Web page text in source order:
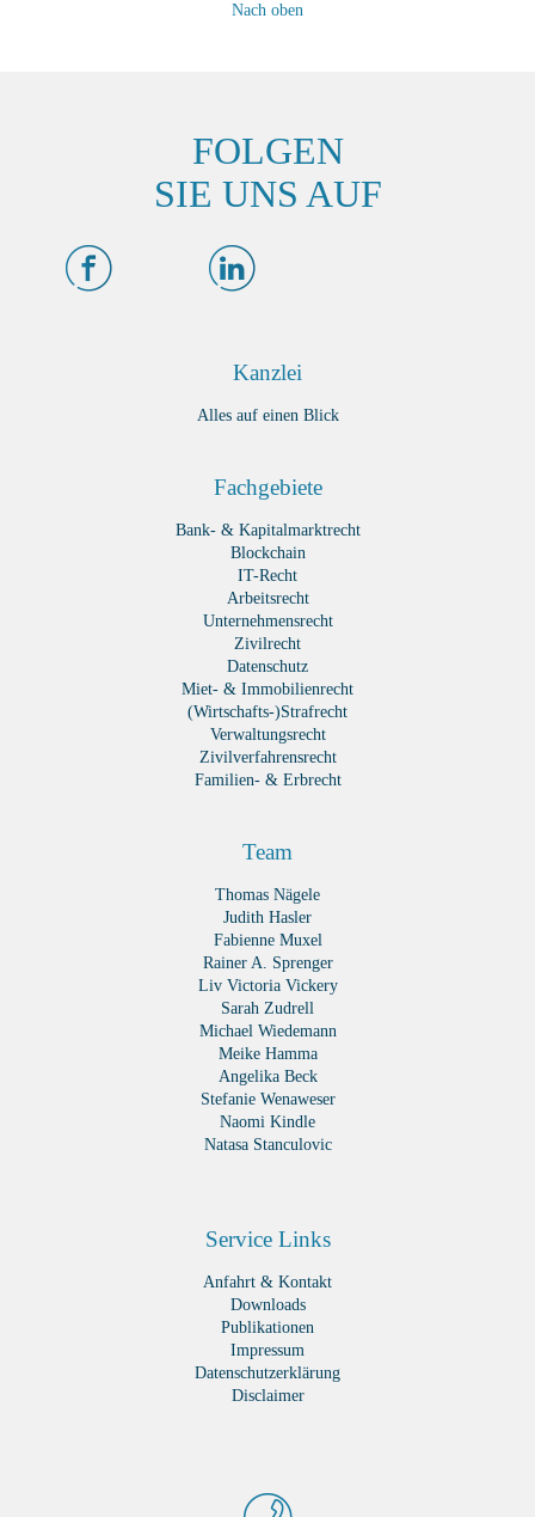
Nach oben
FOLGEN
SIE UNS AUF
Kanzlei
Alles auf einen Blick
Fachgebiete
Bank- & Kapitalmarktrecht
Blockchain
IT-Recht
Arbeitsrecht
Unternehmensrecht
Zivilrecht
Datenschutz
Miet- & Immobilienrecht
(Wirtschafts-)Strafrecht
Verwaltungsrecht
Zivilverfahrensrecht
Familien- & Erbrecht
Team
Thomas Nägele
Judith Hasler
Fabienne Muxel
Rainer A. Sprenger
Liv Victoria Vickery
Sarah Zudrell
Michael Wiedemann
Meike Hamma
Angelika Beck
Stefanie Wenaweser
Naomi Kindle
Natasa Stanculovic
Service Links
Anfahrt & Kontakt
Downloads
Publikationen
Impressum
Datenschutzerklärung
Disclaimer